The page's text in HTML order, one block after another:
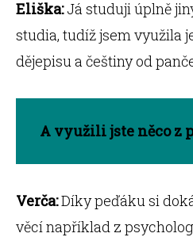
Eliška:Já studuji úplně
studia, tudíž jsem využila
dějepisu a češtiny od
A využili jste něco z
Verča:Díky peďáku si
věcí například z